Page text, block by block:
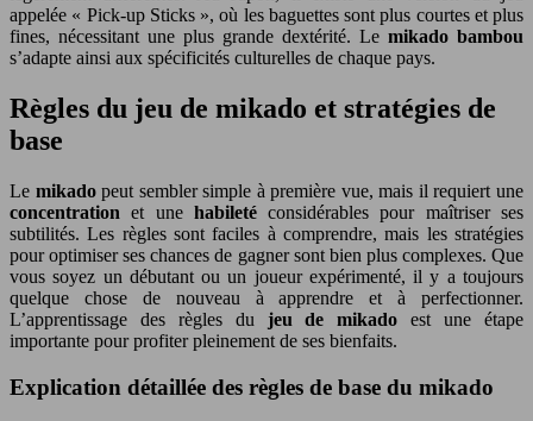
appelée « Pick-up Sticks », où les baguettes sont plus courtes et plus
fines, nécessitant une plus grande dextérité. Le mikado bambou
s’adapte ainsi aux spécificités culturelles de chaque pays.
Règles du jeu de mikado et stratégies de
base
Le mikadopeut sembler simple à première vue, mais il requiert une
concentrationet une habiletéconsidérables pour maîtriser ses
subtilités. Les règles sont faciles à comprendre, mais les stratégies
pour optimiser ses chances de gagner sont bien plus complexes. Que
vous soyez un débutant ou un joueur expérimenté, il y a toujours
quelque chose de nouveau à apprendre et à perfectionner.
L’apprentissage des règles du jeu de mikadoest une étape
importante pour profiter pleinement de ses bienfaits.
Explication détaillée des règles de base du mikado